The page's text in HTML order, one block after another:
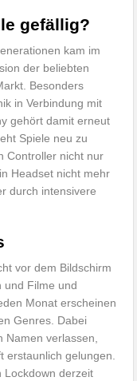
gefällig?
kam im
der beliebten
Besonders
in Verbindung mit
gehört damit erneut
Spiele neu zu
Controller nicht nur
Headset nicht mehr
durch intensivere
vor dem Bildschirm
und Filme und
Monat erscheinen
Genres. Dabei
Namen verlassen,
erstaunlich gelungen.
Lockdown derzeit